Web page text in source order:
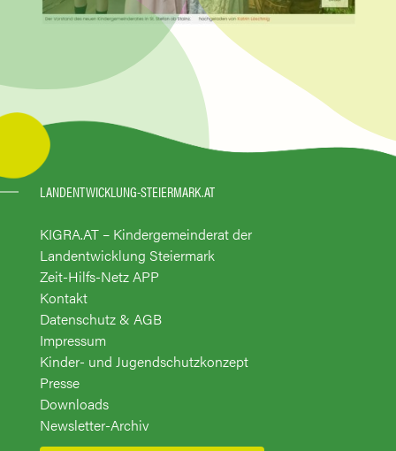
LANDENTWICKLUNG-STEIERMARK.AT
KIGRA.AT – Kindergemeinderat der
Landentwicklung Steiermark
Zeit-Hilfs-Netz APP
Kontakt
Datenschutz & AGB
Impressum
Kinder- und Jugendschutzkonzept
Presse
Downloads
Newsletter-Archiv